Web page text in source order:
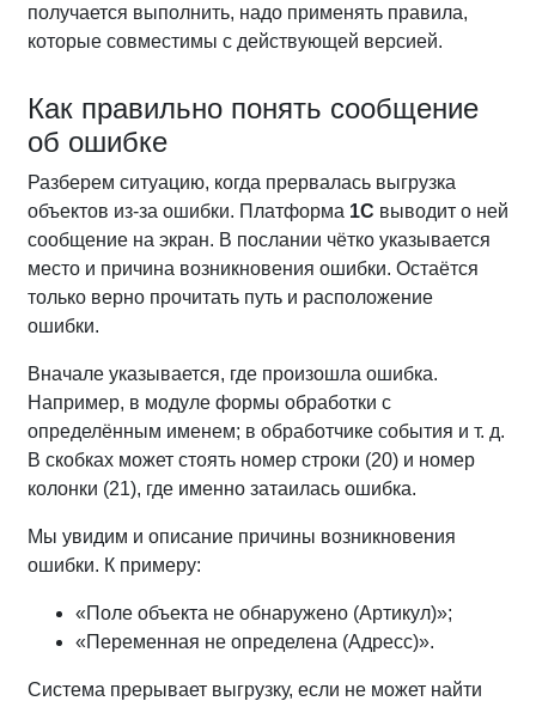
получается выполнить, надо применять правила,
которые совместимы с действующей версией.
Как правильно понять сообщение
об ошибке
Разберем ситуацию, когда прервалась выгрузка
объектов из-за ошибки. Платформа 1С выводит о ней
сообщение на экран. В послании чётко указывается
место и причина возникновения ошибки. Остаётся
только верно прочитать путь и расположение
ошибки.
Вначале указывается, где произошла ошибка.
Например, в модуле формы обработки с
определённым именем; в обработчике события и т. д.
В скобках может стоять номер строки (20) и номер
колонки (21), где именно затаилась ошибка.
Мы увидим и описание причины возникновения
ошибки. К примеру:
«Поле объекта не обнаружено (Артикул)»;
«Переменная не определена (Адресс)».
Система прерывает выгрузку, если не может найти